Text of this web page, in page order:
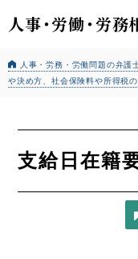
人事・労働・労務
人事・労務・労働問題の弁護
や決め方、社会保険料や所得税
支給日在籍